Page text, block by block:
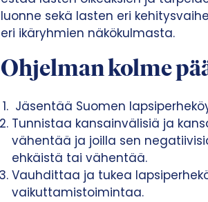
luonne sekä lasten eri
eri ikäryhmien näkökulmasta.
Ohjelman kolme
Jäsentää Suomen
Tunnistaa kansainvälisiä ja
vähentää ja joilla sen
ehkäistä tai vähentää.
Vauhdittaa ja tukea
vaikuttamistoimintaa.